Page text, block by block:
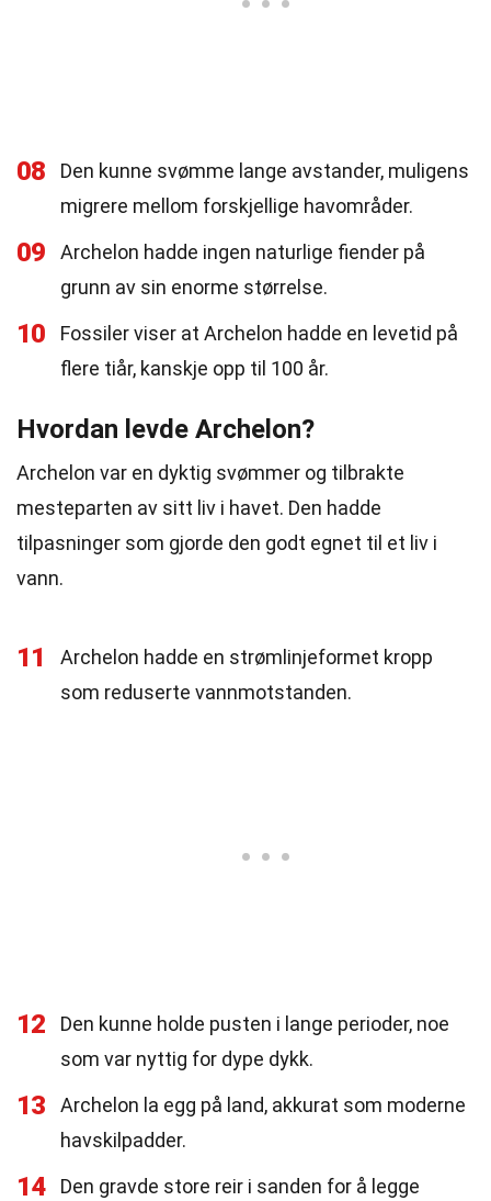
08
Den kunne svømme lange avstander, muligens
migrere mellom forskjellige havområder.
09
Archelon hadde ingen naturlige fiender på
grunn av sin enorme størrelse.
10
Fossiler viser at Archelon hadde en levetid på
flere tiår, kanskje opp til 100 år.
Hvordan levde Archelon?
Archelon var en dyktig svømmer og tilbrakte
mesteparten av sitt liv i havet. Den hadde
tilpasninger som gjorde den godt egnet til et liv i
vann.
11
Archelon hadde en strømlinjeformet kropp
som reduserte vannmotstanden.
12
Den kunne holde pusten i lange perioder, noe
som var nyttig for dype dykk.
13
Archelon la egg på land, akkurat som moderne
havskilpadder.
14 Den gravde store reir i sanden for å legge